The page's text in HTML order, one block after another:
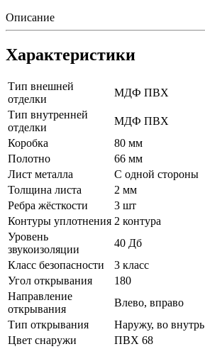
Описание
Характеристики
Тип внешней
отделки
МДФ ПВХ
Тип внутренней
отделки
МДФ ПВХ
Коробка
80 мм
Полотно
66 мм
Лист металла
С одной стороны
Толщина листа
2 мм
Ребра жёсткости
3 шт
Контуры уплотнения 2 контура
Уровень
звукоизоляции
40 Дб
Класс безопасности
3 класс
Угол открывания
180
Направление
открывания
Влево, вправо
Тип открывания
Наружу, во внутрь
Цвет снаружи
ПВХ 68